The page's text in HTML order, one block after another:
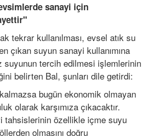
sanayi için
tekrar kullanılması, evsel atık su
çıkan suyun sanayi kullanımına
suyunun tercih edilmesi işlemlerinin
belirten Bal, şunları dile getirdi:
bugün ekonomik olmayan
olarak karşımıza çıkacaktır.
tahsislerinin özellikle içme suyu
olmasını doğru